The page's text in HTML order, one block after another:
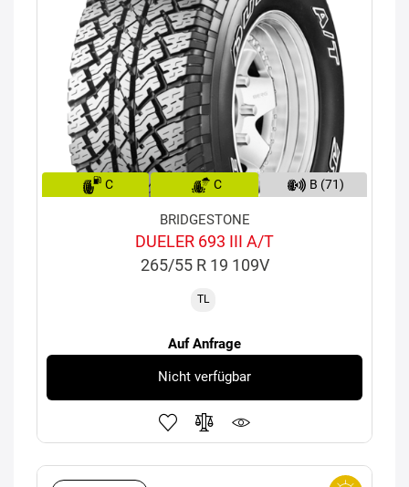
C C B (71)
BRIDGESTONE
DUELER 693 III A/T
265/55 R 19 109V
TL
Auf Anfrage
Nicht verfügbar